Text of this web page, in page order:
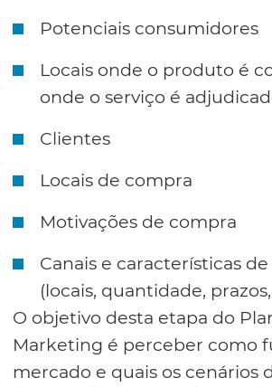
Potenciais consumidores
Locais onde o produto é
onde o serviço é
Clientes
Locais de compra
Motivações de compra
Canais e características
(locais, quantidade,
O objetivo desta etapa do
Marketing é perceber como
mercado e quais os cenários